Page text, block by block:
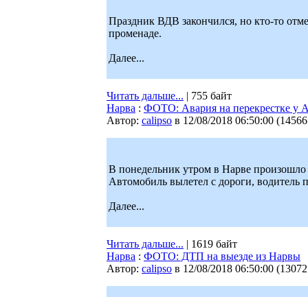
Праздник ВДВ закончился, но кто-то
променаде.
Далее...
Читать дальше... | 755 байт
Нарва : ФОТО: Авария на перекрестке
Автор: calipso в 12/08/2018 06:50:00 (
В понедельник утром в Нарве
Автомобиль вылетел с дороги, водитель
Далее...
Читать дальше... | 1619 байт
Нарва : ФОТО: ДТП на выезде из Нарвы
Автор: calipso в 12/08/2018 06:50:00 (